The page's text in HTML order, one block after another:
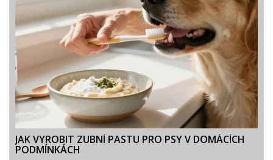
JAK VYROBIT ZUBNÍ PASTU PRO PSY V DOMÁCÍCH
PODMÍNKÁCH